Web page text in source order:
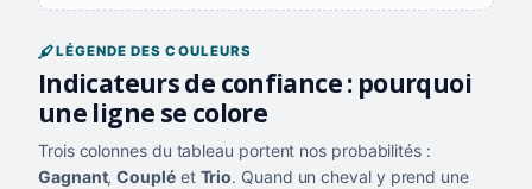
LÉGENDE DES COULEURS
Indicateurs de confiance : pourquoi
une ligne se colore
Trois colonnes du tableau portent nos probabilités :
Gagnant,Coupléet Trio. Quand un cheval y prend une